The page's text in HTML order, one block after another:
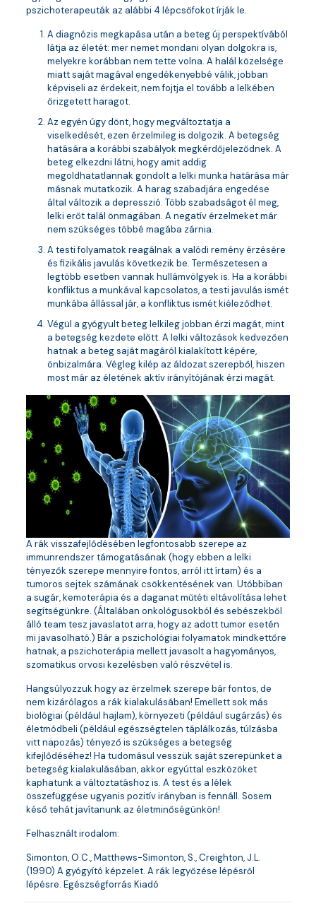
pszichoterapeuták az alábbi 4 lépcsőfokot írják le.
A diagnózis megkapása után a beteg új perspektívából
látja az életét: mer nemet mondani olyan dolgokra is,
melyekre korábban nem tette volna. A halál közelsége
miatt saját magával engedékenyebbé válik, jobban
képviseli az érdekeit, nem fojtja el tovább a lelkében
őrizgetett haragot.
Az egyén úgy dönt, hogy megváltoztatja a
viselkedését, ezen érzelmileg is dolgozik. A betegség
hatására a korábbi szabályok megkérdőjeleződnek. A
beteg elkezdni látni, hogy amit addig
megoldhatatlannak gondolt a lelki munka határása már
másnak mutatkozik. A harag szabadjára engedése
által változik a depresszió. Több szabadságot él meg,
lelki erőt talál önmagában. A negatív érzelmeket már
nem szükséges többé magába zárnia.
A testi folyamatok reagálnak a valódi remény érzésére
és fizikális javulás következik be. Természetesen a
legtöbb esetben vannak hullámvölgyek is. Ha a korábbi
konfliktus a munkával kapcsolatos, a testi javulás ismét
munkába állással jár, a konfliktus ismét kiéleződhet.
Végül a gyógyult beteg lelkileg jobban érzi magát, mint
a betegség kezdete előtt. A lelki változások kedvezően
hatnak a beteg saját magáról kialakított képére,
önbizalmára. Végleg kilép az áldozat szerepből, hiszen
most már az életének aktív irányítójának érzi magát.
A rák visszafejlődésében legfontosabb szerepe az
immunrendszer támogatásának (hogy ebben a lelki
tényezők szerepe mennyire fontos, arról itt írtam) és a
tumoros sejtek számának csökkentésének van. Utóbbiban
a sugár, kemoterápia és a daganat műtéti eltávolítása lehet
segítségünkre. (Általában onkológusokból és sebészekből
álló team tesz javaslatot arra, hogy az adott tumor esetén
mi javasolható.) Bár a pszichológiai folyamatok mindkettőre
hatnak, a pszichoterápia mellett javasolt a hagyományos,
szomatikus orvosi kezelésben való részvétel is.
Hangsúlyozzuk hogy az érzelmek szerepe bár fontos, de
nem kizárólagos a rák kialakulásában! Emellett sok más
biológiai (például hajlam), környezeti (például sugárzás) és
életmódbeli (például egészségtelen táplálkozás, túlzásba
vitt napozás) tényező is szükséges a betegség
kifejlődéséhez! Ha tudomásul vesszük saját szerepünket a
betegség kialakulásában, akkor egyúttal eszközöket
kaphatunk a változtatáshoz is. A test és a lélek
összefüggése ugyanis pozitív irányban is fennáll. Sosem
késő tehát javítanunk az életminőségünkön!
Felhasznált irodalom:
Simonton, O.C., Matthews-Simonton, S., Creighton, J.L.
(1990) A gyógyító képzelet. A rák legyőzése lépésről
lépésre. Egészségforrás Kiadó